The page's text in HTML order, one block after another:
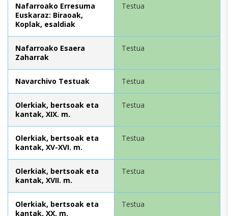
Nafarroako Erresuma
Euskaraz: Biraoak,
Koplak, esaldiak
Testua
Nafarroako Esaera
Zaharrak
Testua
Navarchivo Testuak Testua
Olerkiak, bertsoak eta
kantak, XIX. m.
Testua
Olerkiak, bertsoak eta
kantak, XV-XVI. m.
Testua
Olerkiak, bertsoak eta
kantak, XVII. m.
Testua
Olerkiak, bertsoak eta
kantak, XX. m.
Testua